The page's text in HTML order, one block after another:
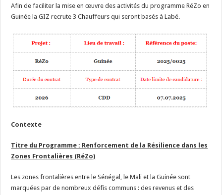
Afin de faciliter la mise en œuvre des activités du programme RéZo en
Guinée la GIZ recrute 3 Chauffeurs qui seront basés à Labé.
Contexte
Titre du Programme : Renforcement de la Résilience dans les
Zones Frontalières (RéZo)
Les zones frontalières entre le Sénégal, le Mali et la Guinée sont
marquées par de nombreux défis communs : des revenus et des